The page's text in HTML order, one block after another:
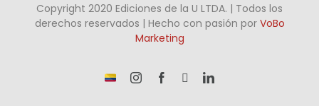
Copyright 2020 Ediciones de la U LTDA. | Todos los
derechos reservados | Hecho con pasión por VoBo
Marketing
¡Somos InstagramFacebook LinkedIn